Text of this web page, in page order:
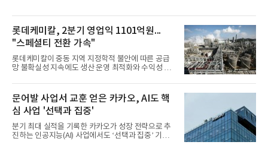
롯데케미칼, 2분기 영업익 1101억원...
"스페셜티 전환 가속"
롯데케미칼이 중동 지역 지정학적 불안에 따른 공급
망 불확실성 지속에도 생산 운영 최적화와 수익성 중
어갔다.롯데케미칼이 2026년 2분기 연결 기준 매출
액 5조6864억원, 영업이익 1101억원을 기록했다고 7
일 밝혔다. 사업별로는 기초화학 부문(롯데케미칼 기
초소재사업·LC타이탄·LC USA·롯데대산석화)이 매
출 3조9403억원, 영업이익 23억원을 기록했다. 정기
보수 영향과 원료 가격 변동에 따른 래깅 효과로 전분
기 대비 수익성은 둔화됐지만 흑자 전환 흐름을 유지
문어발 사업서 교훈 얻은 카카오, AI도 핵
심 사업 '선택과 집중'
분기 최대 실적을 기록한 카카오가 성장 전략으로 추
진하는 인공지능(AI) 사업에서도 ‘선택과 집중’ 기조